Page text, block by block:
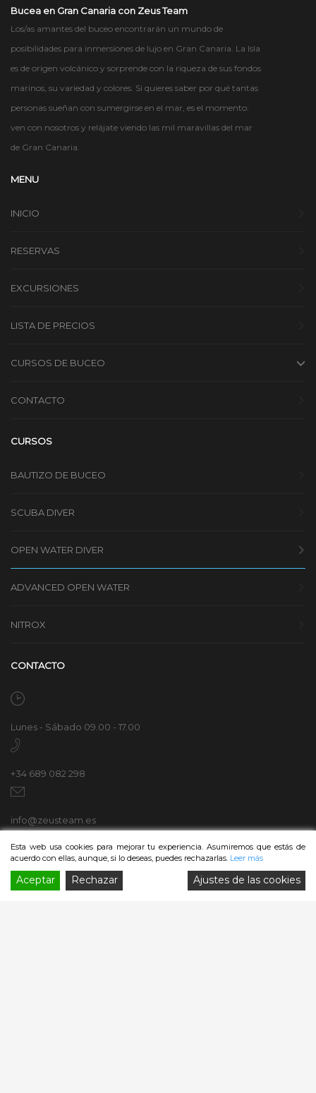
Bucea en Gran Canaria con Zeus Team
Los/as amantes del buceo encontrarán un mundo de
posibilidades para inmersiones de lujo en Gran Canaria. La Isla
es de origen volcánico y sorprende con la riqueza de sus fondos
marinos, su variedad y colores. Si quieres saber por qué tantas
personas sueñan con sumergirse en el mar, es el momento:
ven con nosotros y relájate viendo las mil maravillas del mar
de Gran Canaria.
MENU
INICIO
RESERVAS
EXCURSIONES
LISTA DE PRECIOS
CURSOS DE BUCEO
CONTACTO
CURSOS
BAUTIZO DE BUCEO
SCUBA DIVER
OPEN WATER DIVER
ADVANCED OPEN WATER
NITROX
CONTACTO
Lunes - Sábado 09.00 - 17.00
+34 689 082 298
info@zeusteam.es
Playa del Ingles - Gran Canaria, España
Esta web usa cookies para mejorar tu experiencia. Asumiremos que estás de
acuerdo con ellas, aunque, si lo deseas, puedes rechazarlas. Leer más
Aceptar Rechazar Ajustes de las cookies